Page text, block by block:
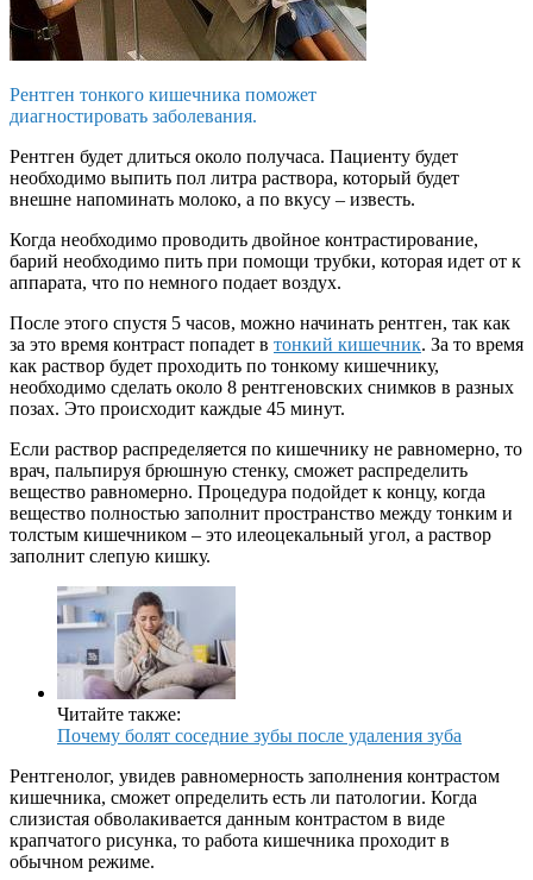
Рентген тонкого кишечника поможет
диагностировать заболевания.
Рентген будет длиться около получаса. Пациенту будет
необходимо выпить пол литра раствора, который будет
внешне напоминать молоко, а по вкусу – известь.
Когда необходимо проводить двойное контрастирование,
барий необходимо пить при помощи трубки, которая идет от к
аппарата, что по немного подает воздух.
После этого спустя 5 часов, можно начинать рентген, так как
за это время контраст попадет в тонкий кишечник. За то время
как раствор будет проходить по тонкому кишечнику,
необходимо сделать около 8 рентгеновских снимков в разных
позах. Это происходит каждые 45 минут.
Если раствор распределяется по кишечнику не равномерно, то
врач, пальпируя брюшную стенку, сможет распределить
вещество равномерно. Процедура подойдет к концу, когда
вещество полностью заполнит пространство между тонким и
толстым кишечником – это илеоцекальный угол, а раствор
заполнит слепую кишку.
Читайте также:
Почему болят соседние зубы после удаления зуба
Рентгенолог, увидев равномерность заполнения контрастом
кишечника, сможет определить есть ли патологии. Когда
слизистая обволакивается данным контрастом в виде
крапчатого рисунка, то работа кишечника проходит в
обычном режиме.